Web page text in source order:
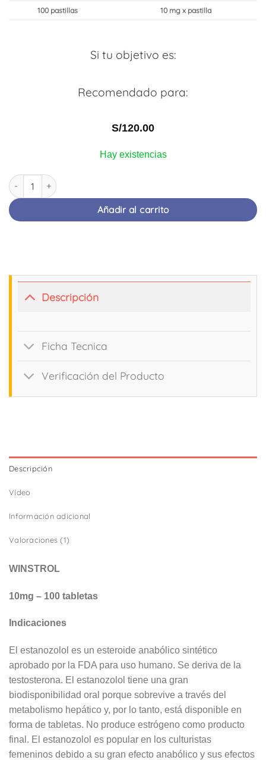
cliente
100 pastillas 10 mg x pastilla
Si tu objetivo es:
Recomendado para:
S/120.00
Hay existencias
WINSTROL | Stanozolol | 100 pastillas | FORTEX PHARMA
Añadir al carrito
Descripción
Ficha Tecnica
Verificación del Producto
Descripción
Vídeo
Información adicional
Valoraciones (1)
WINSTROL
10mg – 100 tabletas
Indicaciones
El estanozolol es un esteroide anabólico sintético
aprobado por la FDA para uso humano. Se deriva de la
testosterona. El estanozolol tiene una gran
biodisponibilidad oral porque sobrevive a través del
metabolismo hepático y, por lo tanto, está disponible en
forma de tabletas. No produce estrógeno como producto
final. El estanozolol es popular en los culturistas
femeninos debido a su gran efecto anabólico y sus efectos